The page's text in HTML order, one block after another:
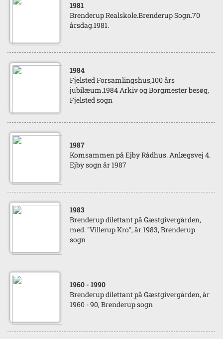
1981
Brenderup Realskole.Brenderup Sogn.70
årsdag.1981.
1984
Fjelsted Forsamlingshus,100 års
jubilæum.1984 Arkiv og Borgmester besøg,
Fjelsted sogn
1987
Komsammen på Ejby Rådhus. Anlægsvej 4.
Ejby sogn år 1987
1983
Brenderup dilettant på Gæstgivergården,
med. "Villerup Kro", år 1983, Brenderup
sogn
1960 - 1990
Brenderup dilettant på Gæstgivergården, år
1960 - 90, Brenderup sogn